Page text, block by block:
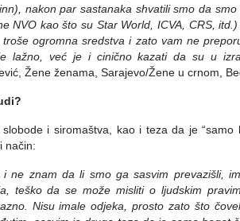
nakon par sastanaka shvatili smo da
NVO kao što su Star World, ICVA, CRS,
ogromna sredstva i zato vam ne
lažno, već je i cinično kazati da su u
Žene ženama, Sarajevo/Žene u crnom,
i siromaštva, kao i teza da je
način:
ne znam da li smo ga sasvim prevazišli,
teško da se može misliti o ljudskim
Nisu imale odjeka, prosto zato što